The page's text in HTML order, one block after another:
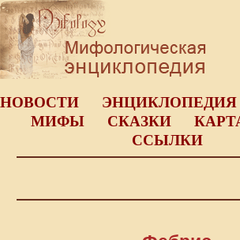
НОВОСТИ ЭНЦИКЛОПЕДИЯ
МИФЫ
СКАЗКИ
ССЫЛКИ